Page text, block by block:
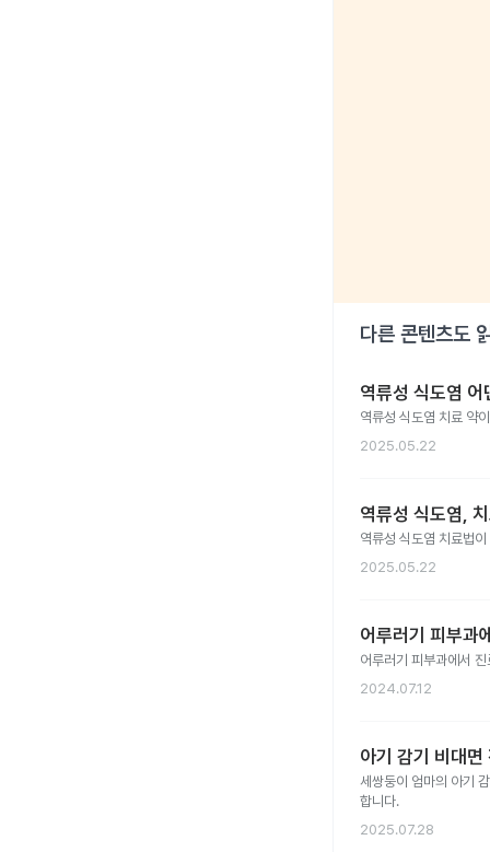
다른 콘텐츠도
역류성 식도염
역류성 식도염 치료 약
2025.05.22
역류성 식도염,
역류성 식도염 치료법
2025.05.22
어루러기 피부과
어루러기 피부과에서
2024.07.12
아기 감기 비대
세쌍둥이 엄마의 아기
합니다.
2025.07.28